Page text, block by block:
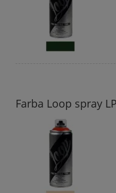
Farba Loop spray